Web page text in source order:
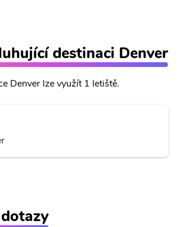
destinaci Denver
Denver lze využít 1 letiště.